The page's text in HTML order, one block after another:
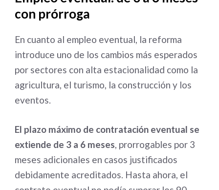
con prórroga
En cuanto al empleo eventual, la reforma
introduce uno de los cambios más esperados
por sectores con alta estacionalidad como la
agricultura, el turismo, la construcción y los
eventos.
El plazo máximo de contratación eventual se
extiende de 3 a 6 meses , prorrogables por 3
meses adicionales en casos justificados
debidamente acreditados. Hasta ahora, el